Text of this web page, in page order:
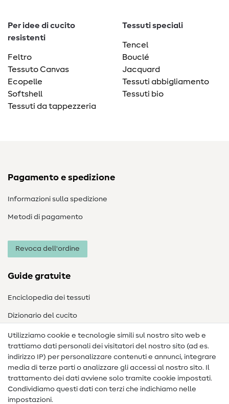
Per idee di cucito
resistenti
Feltro
Tessuto Canvas
Ecopelle
Softshell
Tessuti da tappezzeria
Tessuti speciali
Tencel
Bouclé
Jacquard
Tessuti abbigliamento
Tessuti bio
Pagamento e spedizione
Informazioni sulla spedizione
Metodi di pagamento
Revoca dell'ordine
Guide gratuite
Enciclopedia dei tessuti
Dizionario del cucito
Nähanleitungen
Assistenza e contatto
Contatto
Informazioni sul nuovo proprietario
Utilizziamo cookie e tecnologie simili sul nostro sito web e
trattiamo dati personali dei visitatori del nostro sito (ad es.
indirizzo IP) per personalizzare contenuti e annunci, integrare
media di terze parti o analizzare gli accessi al nostro sito. Il
trattamento dei dati avviene solo tramite cookie impostati.
Condividiamo questi dati con terzi che indichiamo nelle
impostazioni.